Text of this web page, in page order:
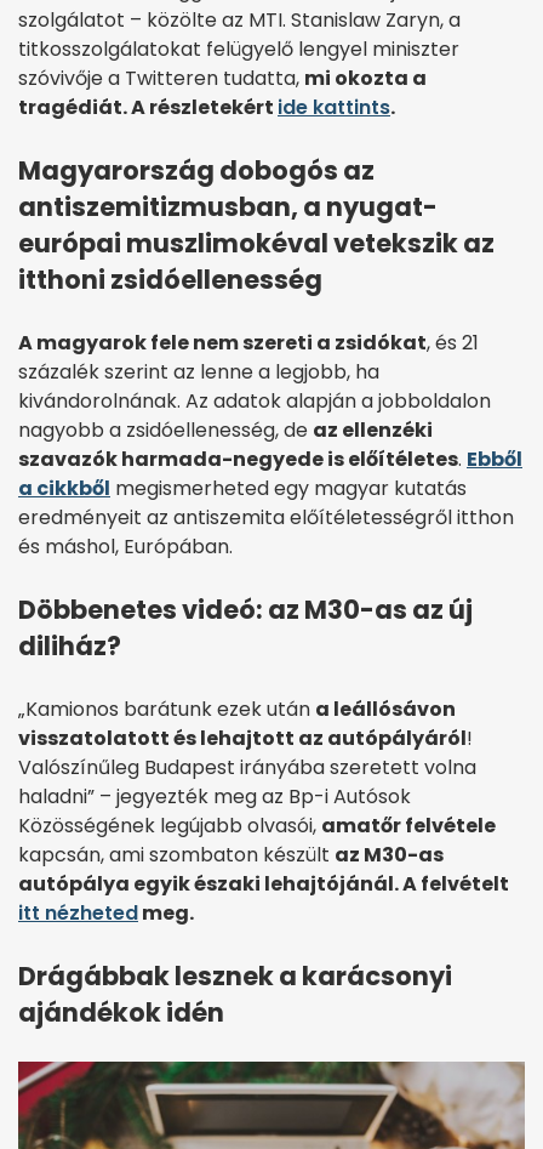
szolgálatot – közölte az MTI. Stanislaw Zaryn, a
titkosszolgálatokat felügyelő lengyel miniszter
szóvivője a Twitteren tudatta, mi okozta a
tragédiát. A részletekért ide kattints.
Magyarország dobogós az
antiszemitizmusban, a nyugat-
európai muszlimokéval vetekszik az
itthoni zsidóellenesség
A magyarok fele nem szereti a zsidókat, és 21
százalék szerint az lenne a legjobb, ha
kivándorolnának. Az adatok alapján a jobboldalon
nagyobb a zsidóellenesség, de az ellenzéki
szavazók harmada-negyede is előítéletes. Ebből
a cikkből megismerheted egy magyar kutatás
eredményeit az antiszemita előítéletességről itthon
és máshol, Európában.
Döbbenetes videó: az M30-as az új
diliház?
„Kamionos barátunk ezek után a leállósávon
visszatolatott és lehajtott az autópályáról!
Valószínűleg Budapest irányába szeretett volna
haladni” – jegyezték meg az Bp-i Autósok
Közösségének legújabb olvasói, amatőr felvétele
kapcsán, ami szombaton készült az M30-as
autópálya egyik északi lehajtójánál. A felvételt
itt nézhetedmeg.
Drágábbak lesznek a karácsonyi
ajándékok idén